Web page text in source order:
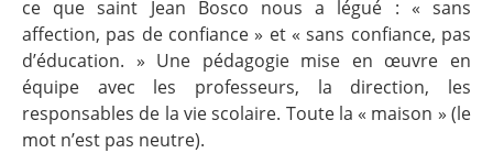
ce que saint Jean Bosco nous a légué : « sans
affection, pas de confiance » et « sans confiance, pas
d’éducation. » Une pédagogie mise en œuvre en
équipe avec les professeurs, la direction, les
responsables de la vie scolaire. Toute la « maison » (le
mot n’est pas neutre).